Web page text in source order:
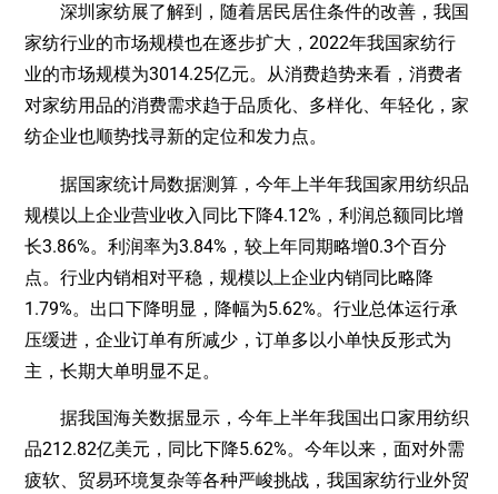
深圳家纺展了解到，随着居民居住条件的改善，我国
家纺行业的市场规模也在逐步扩大，2022年我国家纺行
业的市场规模为3014.25亿元。从消费趋势来看，消费者
对家纺用品的消费需求趋于品质化、多样化、年轻化，家
纺企业也顺势找寻新的定位和发力点。
据国家统计局数据测算，今年上半年我国家用纺织品
规模以上企业营业收入同比下降4.12%，利润总额同比增
长3.86%。利润率为3.84%，较上年同期略增0.3个百分
点。行业内销相对平稳，规模以上企业内销同比略降
1.79%。出口下降明显，降幅为5.62%。行业总体运行承
压缓进，企业订单有所减少，订单多以小单快反形式为
主，长期大单明显不足。
据我国海关数据显示，今年上半年我国出口家用纺织
品212.82亿美元，同比下降5.62%。今年以来，面对外需
疲软、贸易环境复杂等各种严峻挑战，我国家纺行业外贸